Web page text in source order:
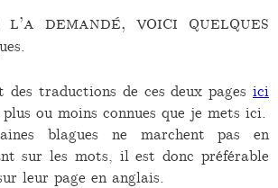
l’a demandé, voici quelques
traductions de ces deux pages ici
ou moins connues que je mets ici.
blagues ne marchent pas en
sur les mots, il est donc préférable
leur page en anglais.